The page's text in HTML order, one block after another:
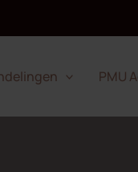
PMU